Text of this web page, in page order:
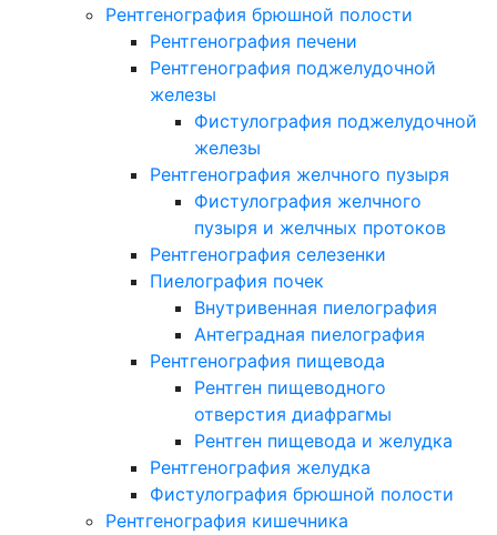
Рентгенография брюшной полости
Рентгенография печени
Рентгенография поджелудочной
железы
Фистулография поджелудочной
железы
Рентгенография желчного пузыря
Фистулография желчного
пузыря и желчных протоков
Рентгенография селезенки
Пиелография почек
Внутривенная пиелография
Антеградная пиелография
Рентгенография пищевода
Рентген пищеводного
отверстия диафрагмы
Рентген пищевода и желудка
Рентгенография желудка
Фистулография брюшной полости
Рентгенография кишечника